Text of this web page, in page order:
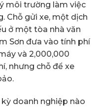
môi trường làm việc
Chỗ gửi xe, một dịch
ở một tòa nhà văn
Sơn đưa vào tính phí
và 2,000,000
nhưng chỗ để xe
doanh nghiệp nào